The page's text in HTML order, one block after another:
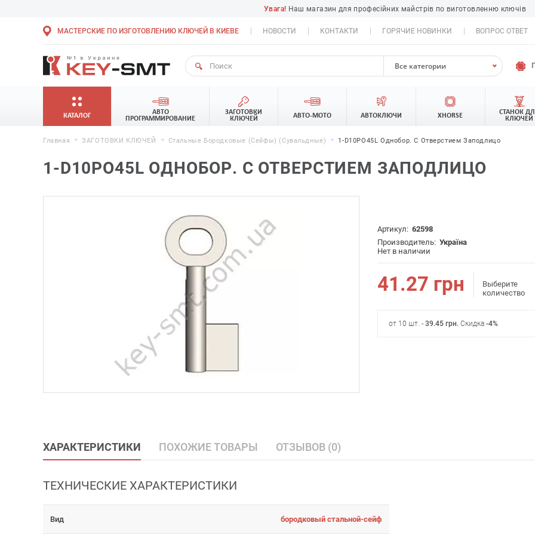
Увага! Наш магазин для професійних майстрів по виготовленню ключів
МАСТЕРСКИЕ ПО ИЗГОТОВЛЕНИЮ КЛЮЧЕЙ В КИЕВЕ НОВОСТИ КОНТАКТИ ГОРЯЧИЕ НОВИНКИ ВОПРОС ОТВЕТ
Все категории
КАТАЛОГ
АВТО
ПРОГРАММИРОВАНИЕ
ЗАГОТОВКИ
КЛЮЧЕЙ
АВТО-МОТО АВТОКЛЮЧИ XHORSE
СТАНОК
КЛЮЧЕЙ
Главная ЗАГОТОВКИ КЛЮЧЕЙ Стальные Бородковые (сейфы) (сувальдные) 1-D10РО45L Однобор. С Отверстием Заподлицо
1-D10РО45L ОДНОБОР. С ОТВЕРСТИЕМ ЗАПОДЛИЦО
Артикул: 62598
Производитель: Україна
Нет в наличии
41.27 грн
Выберите
количество
от 10 шт. - 39.45 грн. Скидка -4%
ХАРАКТЕРИСТИКИ ПОХОЖИЕ ТОВАРЫ ОТЗЫВОВ (0)
ТЕХНИЧЕСКИЕ ХАРАКТЕРИСТИКИ
Вид бородковый стальной-сейф